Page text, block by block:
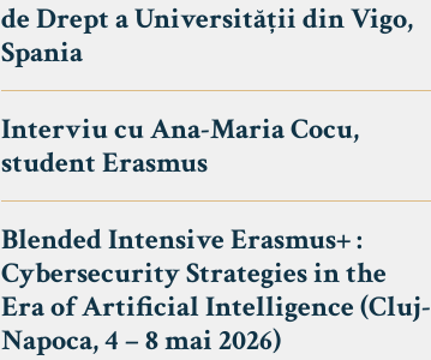
de Drept a Universității din Vigo,
Spania
Interviu cu Ana-Maria Cocu,
student Erasmus
Blended Intensive Erasmus+ :
Cybersecurity Strategies in the
Era of Artificial Intelligence (Cluj-
Napoca, 4 – 8 mai 2026)